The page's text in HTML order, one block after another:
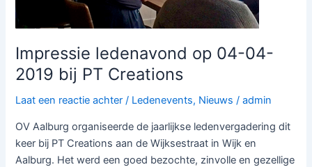
Impressie ledenavond op 04-04-
2019 bij PT Creations
Laat een reactie achter / Ledenevents, Nieuws /admin
OV Aalburg organiseerde de jaarlijkse ledenvergadering dit
keer bij PT Creations aan de Wijksestraat in Wijk en
Aalburg. Het werd een goed bezochte, zinvolle en gezellige